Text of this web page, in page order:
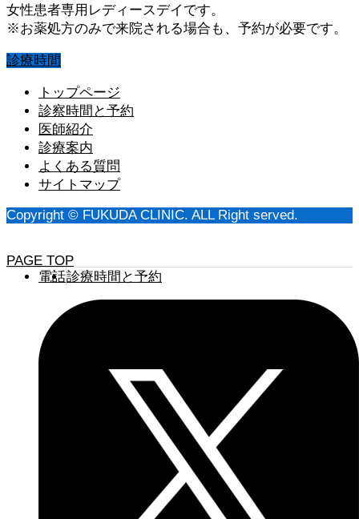
女性患者専用レディースデイです。
※お薬処方のみで来院される場合も、予約が必要です。
診療時間
トップページ
診察時間と予約
医師紹介
診療案内
よくある質問
サイトマップ
Copyright © FUKUDA CLINIC. ALL Right served.
PAGE TOP
電話診療時間と予約